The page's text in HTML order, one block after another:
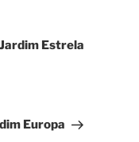
Estrela
Europa